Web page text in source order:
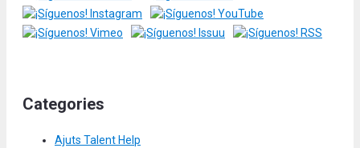
Categories
Ajuts Talent Help